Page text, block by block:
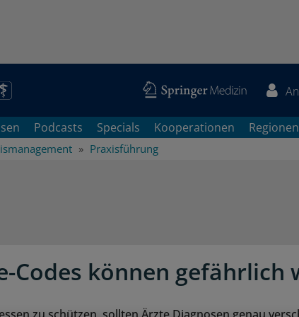
Podcasts Specials Kooperationen Regionen
Praxisführung
Codes können gefährlich